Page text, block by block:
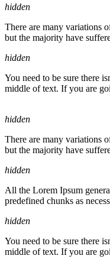
hidden
There are many variations
but the majority have
hidden
You need to be sure there
middle of text. If you are
hidden
There are many variations
but the majority have
hidden
All the Lorem Ipsum
predefined chunks as
hidden
You need to be sure there
middle of text. If you are